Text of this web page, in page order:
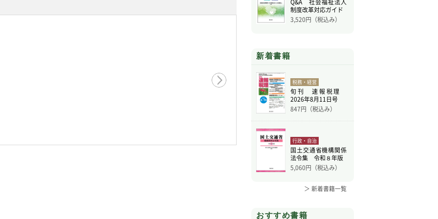
制度改革対応ガイド
3,520円（税込み）
新着書籍
税務・経営
旬刊 速報税理
2026年8月11日号
847円（税込み）
行政・自治
国土交通省機構関係
法令集 令和８年版
5,060円（税込み）
＞ 新着書籍一覧
おすすめ書籍